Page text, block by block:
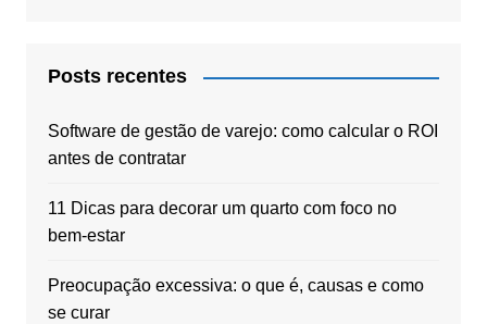
Posts recentes
Software de gestão de varejo: como calcular o ROI
antes de contratar
11 Dicas para decorar um quarto com foco no
bem-estar
Preocupação excessiva: o que é, causas e como
se curar